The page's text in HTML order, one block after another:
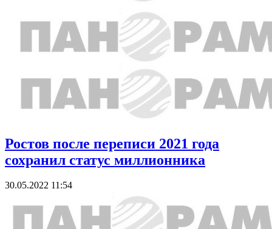
Ростов после переписи 2021 года
сохранил статус миллионника
30.05.2022 11:54